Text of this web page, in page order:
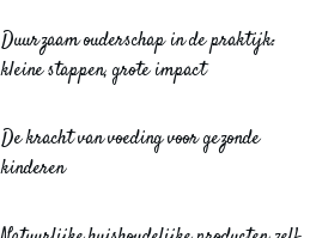
Duurzaam ouderschap in de praktijk:
kleine stappen, grote impact
De kracht van voeding voor gezonde
kinderen